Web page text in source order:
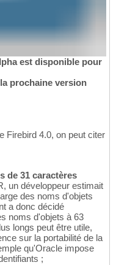
est disponible pour
prochaine version
Firebird 4.0, on peut citer
de 31 caractères
un développeur estimait
des noms d'objets
a donc décidé
noms d'objets à 63
longs peut être utile,
sur la portabilité de la
qu'Oracle impose
;